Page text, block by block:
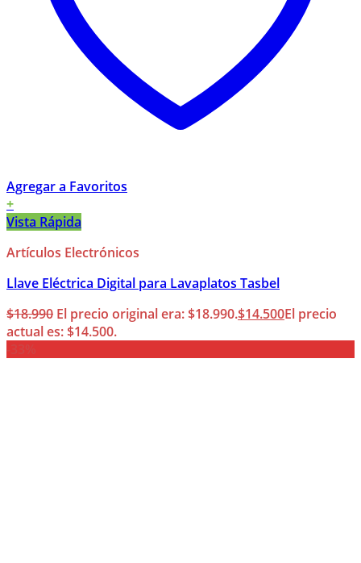
Agregar a Favoritos
+
Vista Rápida
Artículos Electrónicos
Llave Eléctrica Digital para Lavaplatos Tasbel
$18.990 El precio original era: $18.990.$14.500El precio
actual es: $14.500.